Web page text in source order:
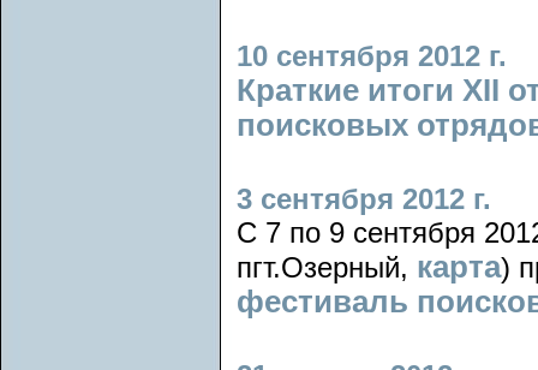
10 сентября 2012 г.
Краткие итоги XII
поисковых
3 сентября 2012 г.
С 7 по 9 сентября
пгт.Озерный, карта)
фестиваль